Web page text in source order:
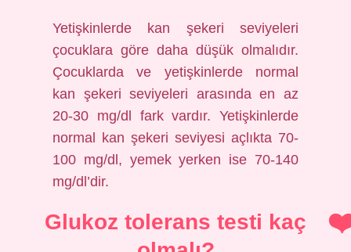
Yetişkinlerde kan şekeri seviyeleri
çocuklara göre daha düşük olmalıdır.
Çocuklarda ve yetişkinlerde normal
kan şekeri seviyeleri arasında en az
20-30 mg/dl fark vardır. Yetişkinlerde
normal kan şekeri seviyesi açlıkta 70-
100 mg/dl, yemek yerken ise 70-140
mg/dl’dir.
Glukoz tolerans testi kaç